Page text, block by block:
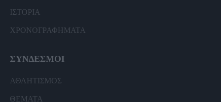
ΙΣΤΟΡΙΑ
ΧΡΟΝΟΓΡΑΦΗΜΑΤΑ
ΣΥΝΔΕΣΜΟΙ
ΑΘΛΗΤΙΣΜΟΣ
ΘΕΜΑΤΑ